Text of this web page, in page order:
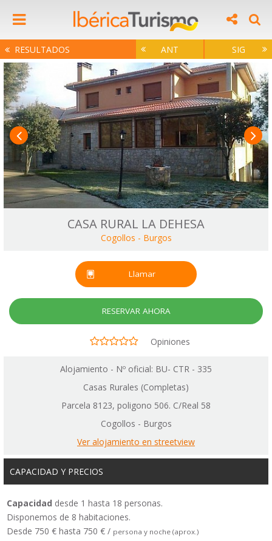
RESULTADOS ANT SIG
CASA RURAL LA DEHESA
Cogollos - Burgos
Llamar
RESERVAR AHORA
Opiniones
Alojamiento - Nº oficial: BU- CTR - 335
Casas Rurales (Completas)
Parcela 8123, poligono 506. C/Real 58
Cogollos - Burgos
Ver alojamiento en streetview
CAPACIDAD Y PRECIOS
Capacidad desde 1 hasta 18 personas.
Disponemos de 8 habitaciones.
Desde 750 € hasta 750 € / persona y noche (aprox.)